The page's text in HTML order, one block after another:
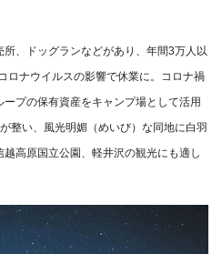
、ドッグランなどがあり、年間3万人以
ロナウイルスの影響で休業に。コロナ禍
プの保有資産をキャンプ場として活用
整い、風光明媚（めいび）な同地に白羽
高原国立公園、軽井沢の観光にも適し